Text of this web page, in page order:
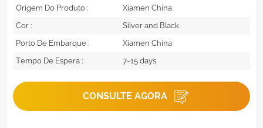
Origem Do Produto :
Xiamen China
Cor :
Silver and Black
Porto De Embarque :
Xiamen China
Tempo De Espera :
7-15 days
CONSULTE AGORA